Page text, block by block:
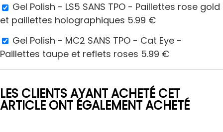
Gel Polish - LS5 SANS TPO - Paillettes rose gold
et paillettes holographiques 5.99 €
Gel Polish - MC2 SANS TPO - Cat Eye -
Paillettes taupe et reflets roses 5.99 €
LES CLIENTS AYANT ACHETÉ CET
ARTICLE ONT ÉGALEMENT ACHETÉ